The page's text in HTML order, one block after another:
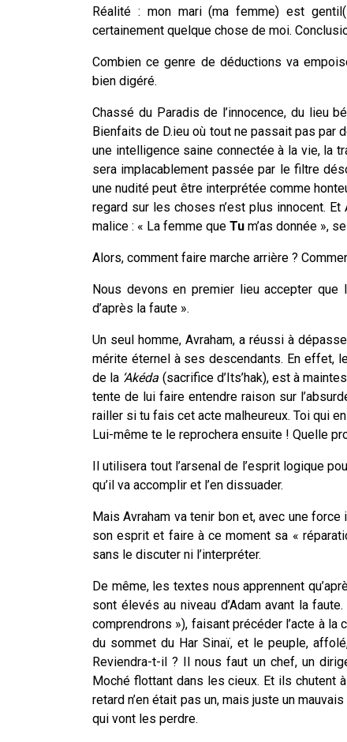
Réalité : mon mari (ma femme) est
certainement quelque chose de moi.
Combien ce genre de déductions va
bien digéré.
Chassé du Paradis de l’innocence, du lieu
Bienfaits de D.ieu où tout ne passait pas par
une intelligence saine connectée à la vie, la
sera implacablement passée par le filtre
une nudité peut être interprétée comme
regard sur les choses n’est plus innocent.
malice : « La femme que Tu m’as donnée »,
Alors, comment faire marche arrière ?
Nous devons en premier lieu accepter
d’après la faute ».
Un seul homme, Avraham, a réussi à
mérite éternel à ses descendants. En effet,
de la ‘Akéda (sacrifice d’Its’hak), est à
tente de lui faire entendre raison sur
railler si tu fais cet acte malheureux. Toi qui
Lui-même te le reprochera ensuite ! Quelle
Il utilisera tout l’arsenal de l’esprit logique
qu’il va accomplir et l’en dissuader.
Mais Avraham va tenir bon et, avec une
son esprit et faire à ce moment sa «
sans le discuter ni l’interpréter.
De même, les textes nous apprennent
sont élevés au niveau d’Adam avant la
comprendrons »), faisant précéder l’acte à
du sommet du Har Sinaï, et le peuple,
Reviendra-t-il ? Il nous faut un chef, un
Moché flottant dans les cieux. Et ils chutent
retard n’en était pas un, mais juste un
qui vont les perdre.